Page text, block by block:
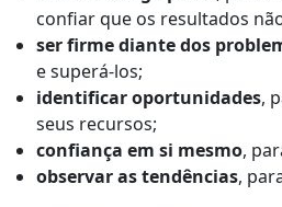
confiar que os resultados
ser firme diante dos
e superá-los;
identificar oportunidades,
seus recursos;
confiança em si mesmo,
observar as tendências,